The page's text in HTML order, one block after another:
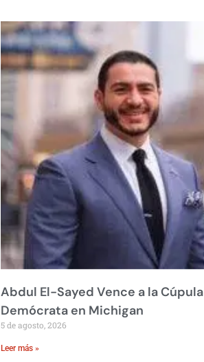
Abdul El-Sayed Vence a la Cúpula
Demócrata en Michigan
5 de agosto, 2026
Leer más »